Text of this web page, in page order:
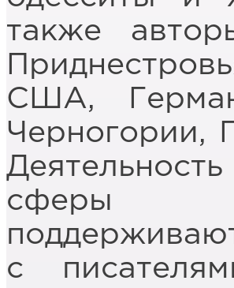
также
США,
Черногории,
сферы
с